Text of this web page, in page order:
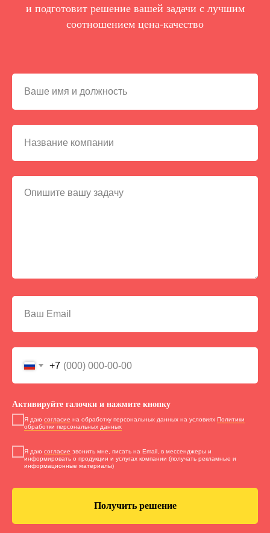
и подготовит решение вашей задачи с лучшим
соотношением цена-качество
+7
Активируйте галочки и нажмите кнопку
Я даю согласие на обработку персональных данных на условиях Политики
обработки персональных данных
Я даю согласие звонить мне, писать на Email, в мессенджеры и
информировать о продукции и услугах компании (получать рекламные и
информационные материалы)
Получить решение